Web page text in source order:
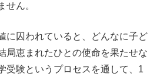
ん。
に囚われていると、どんなに子ど
局恵まれたひとの使命を果たせな
受験というプロセスを通して、1